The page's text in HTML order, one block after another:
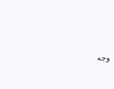
وجه